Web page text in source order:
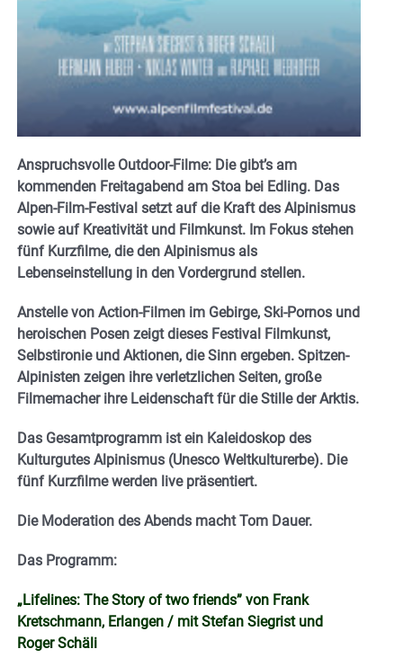
Anspruchsvolle Outdoor-Filme: Die gibt’s am
kommenden Freitagabend am Stoa bei Edling. Das
Alpen-Film-Festival setzt auf die Kraft des Alpinismus
sowie auf Kreativität und Filmkunst. Im Fokus stehen
fünf Kurzfilme, die den Alpinismus als
Lebenseinstellung in den Vordergrund stellen.
Anstelle von Action-Filmen im Gebirge, Ski-Pornos und
heroischen Posen zeigt dieses Festival Filmkunst,
Selbstironie und Aktionen, die Sinn ergeben. Spitzen-
Alpinisten zeigen ihre verletzlichen Seiten, große
Filmemacher ihre Leidenschaft für die Stille der Arktis.
Das Gesamtprogramm ist ein Kaleidoskop des
Kulturgutes Alpinismus (Unesco Weltkulturerbe). Die
fünf Kurzfilme werden live präsentiert.
Die Moderation des Abends macht Tom Dauer.
Das Programm:
„Lifelines: The Story of two friends” von Frank
Kretschmann, Erlangen / mit Stefan Siegrist und
Roger Schäli